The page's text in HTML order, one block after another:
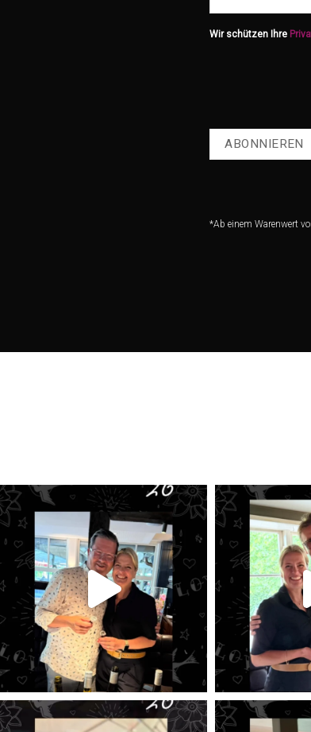
Wir schützen Ihre
*Ab einem Warenwert